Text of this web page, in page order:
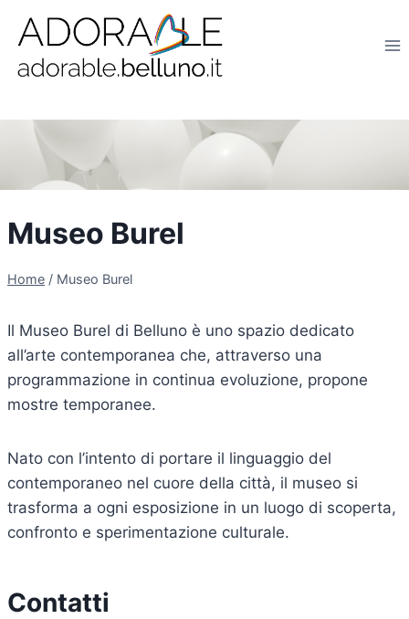
contenuto
Museo Burel
Home / Museo Burel
Il Museo Burel di Belluno è uno spazio dedicato
all’arte contemporanea che, attraverso una
programmazione in continua evoluzione, propone
mostre temporanee.
Nato con l’intento di portare il linguaggio del
contemporaneo nel cuore della città, il museo si
trasforma a ogni esposizione in un luogo di scoperta,
confronto e sperimentazione culturale.
Contatti